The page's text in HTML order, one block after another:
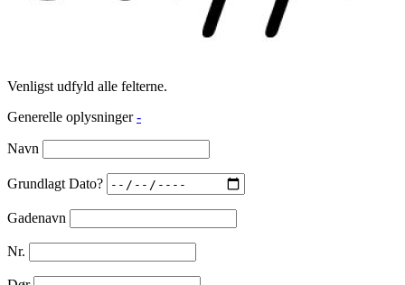
Venligst udfyld alle felterne.
Generelle oplysninger -
Navn
Grundlagt Dato?
Gadenavn
Nr.